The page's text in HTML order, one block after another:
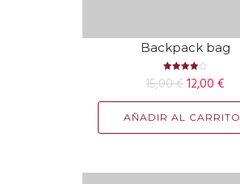
Backpack bag
Valorado
con4.00
15,00€12,00€
AÑADIR AL CARRITO